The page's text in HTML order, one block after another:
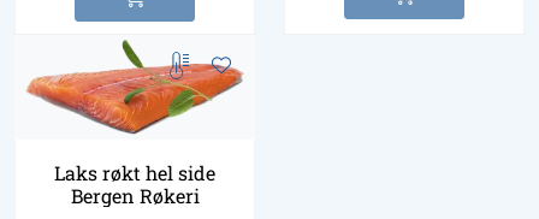
Laks røkt hel side
Bergen Røkeri